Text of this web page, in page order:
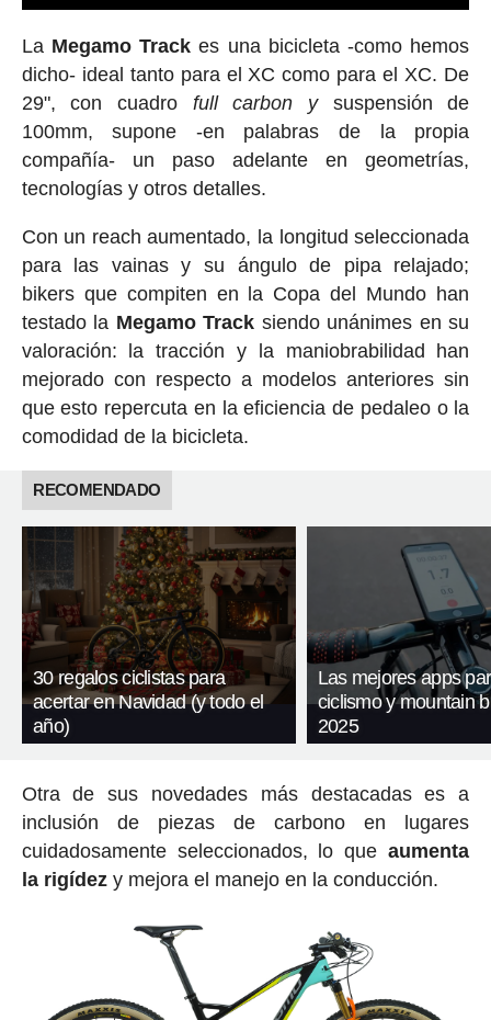
La Megamo Track es una bicicleta -como hemos
dicho- ideal tanto para el XC como para el XC. De
29", con cuadro full carbon y suspensión de
100mm, supone -en palabras de la propia
compañía- un paso adelante en geometrías,
tecnologías y otros detalles.
Con un reach aumentado, la longitud seleccionada
para las vainas y su ángulo de pipa relajado;
bikers que compiten en la Copa del Mundo han
testado la Megamo Track siendo unánimes en su
valoración: la tracción y la maniobrabilidad han
mejorado con respecto a modelos anteriores sin
que esto repercuta en la eficiencia de pedaleo o la
comodidad de la bicicleta.
RECOMENDADO
30 regalos ciclistas para
acertar en Navidad (y todo el
año)
Las mejores apps
ciclismo y mountain
2025
Otra de sus novedades más destacadas es a
inclusión de piezas de carbono en lugares
cuidadosamente seleccionados, lo queaumenta
la rigídezy mejora el manejo en la conducción.